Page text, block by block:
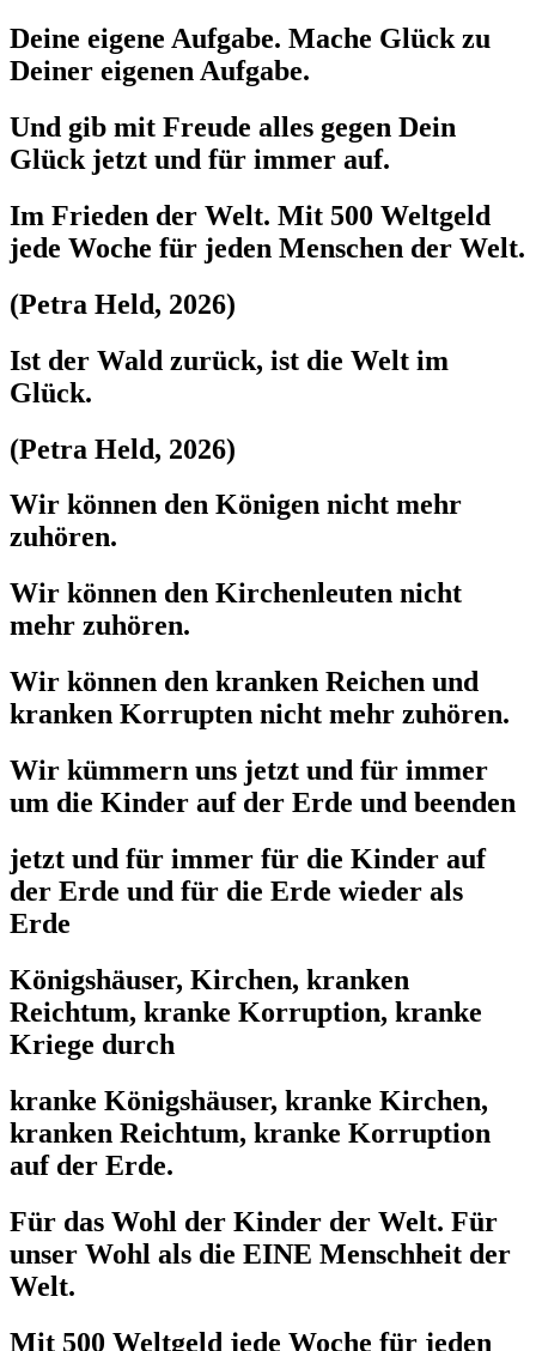
Deine eigene Aufgabe. Mache Glück zu
Deiner eigenen Aufgabe.
Und gib mit Freude alles gegen Dein
Glück jetzt und für immer auf.
Im Frieden der Welt. Mit 500 Weltgeld
jede Woche für jeden Menschen der Welt.
(Petra Held, 2026)
Ist der Wald zurück, ist die Welt im
Glück.
(Petra Held, 2026)
Wir können den Königen nicht mehr
zuhören.
Wir können den Kirchenleuten nicht
mehr zuhören.
Wir können den kranken Reichen und
kranken Korrupten nicht mehr zuhören.
Wir kümmern uns jetzt und für immer
um die Kinder auf der Erde und beenden
jetzt und für immer für die Kinder auf
der Erde und für die Erde wieder als
Erde
Königshäuser, Kirchen, kranken
Reichtum, kranke Korruption, kranke
Kriege durch
kranke Königshäuser, kranke Kirchen,
kranken Reichtum, kranke Korruption
auf der Erde.
Für das Wohl der Kinder der Welt. Für
unser Wohl als die EINE Menschheit der
Welt.
Mit 500 Weltgeld jede Woche für jeden